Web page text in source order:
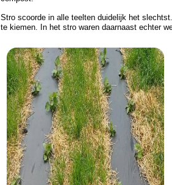
Stro scoorde in alle teelten duidelijk het
te kiemen. In het stro waren daarnaast echter